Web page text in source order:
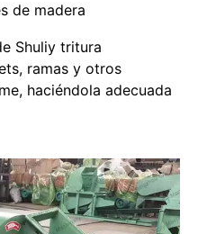
de madera
Shuliy tritura
ramas y otros
haciéndola adecuada